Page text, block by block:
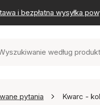
i bezpłatna wysyłka
pytania Kwarc -